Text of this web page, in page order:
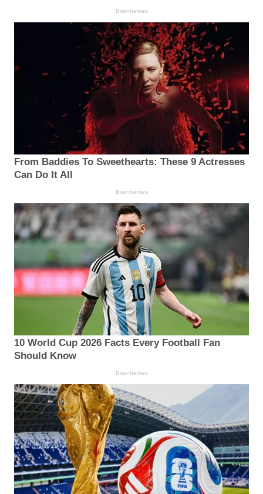
Brainberries
From Baddies To Sweethearts: These 9 Actresses
Can Do It All
Brainberries
10 World Cup 2026 Facts Every Football Fan
Should Know
Brainberries